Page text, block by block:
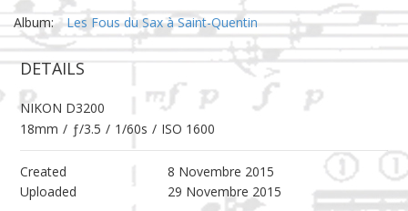
Album: Les Fous du Sax à Saint-Quentin
DETAILS
NIKON D3200
18mm / ƒ/3.5 / 1/60s / ISO 1600
Created
8 Novembre 2015
Uploaded
29 Novembre 2015